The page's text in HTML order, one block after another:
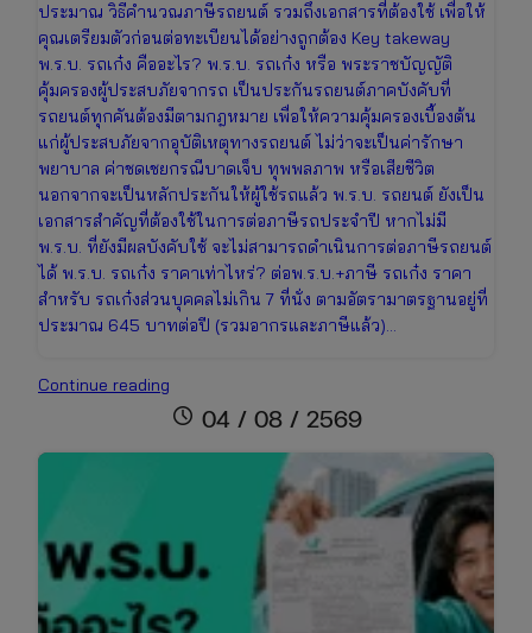
ประมาณ วิธีคำนวณภาษีรถยนต์ รวมถึงเอกสารที่ต้องใช้ เพื่อให้
คุณเตรียมตัวก่อนต่อทะเบียนได้อย่างถูกต้อง Key takeway
พ.ร.บ. รถเก๋ง คืออะไร? พ.ร.บ. รถเก๋ง หรือ พระราชบัญญัติ
คุ้มครองผู้ประสบภัยจากรถ เป็นประกันรถยนต์ภาคบังคับที่
รถยนต์ทุกคันต้องมีตามกฎหมาย เพื่อให้ความคุ้มครองเบื้องต้น
แก่ผู้ประสบภัยจากอุบัติเหตุทางรถยนต์ ไม่ว่าจะเป็นค่ารักษา
พยาบาล ค่าชดเชยกรณีบาดเจ็บ ทุพพลภาพ หรือเสียชีวิต
นอกจากจะเป็นหลักประกันให้ผู้ใช้รถแล้ว พ.ร.บ. รถยนต์ ยังเป็น
เอกสารสำคัญที่ต้องใช้ในการต่อภาษีรถประจำปี หากไม่มี
พ.ร.บ. ที่ยังมีผลบังคับใช้ จะไม่สามารถดำเนินการต่อภาษีรถยนต์
ได้ พ.ร.บ. รถเก๋ง ราคาเท่าไหร่? ต่อพ.ร.บ.+ภาษี รถเก๋ง ราคา
สำหรับ รถเก๋งส่วนบุคคลไม่เกิน 7 ที่นั่ง ตามอัตรามาตรฐานอยู่ที่
ประมาณ 645 บาทต่อปี (รวมอากรและภาษีแล้ว)…
Continue reading
รถ
เช็ก
ข้อมูล
เพื่อ
schedule 04 / 08 / 2569